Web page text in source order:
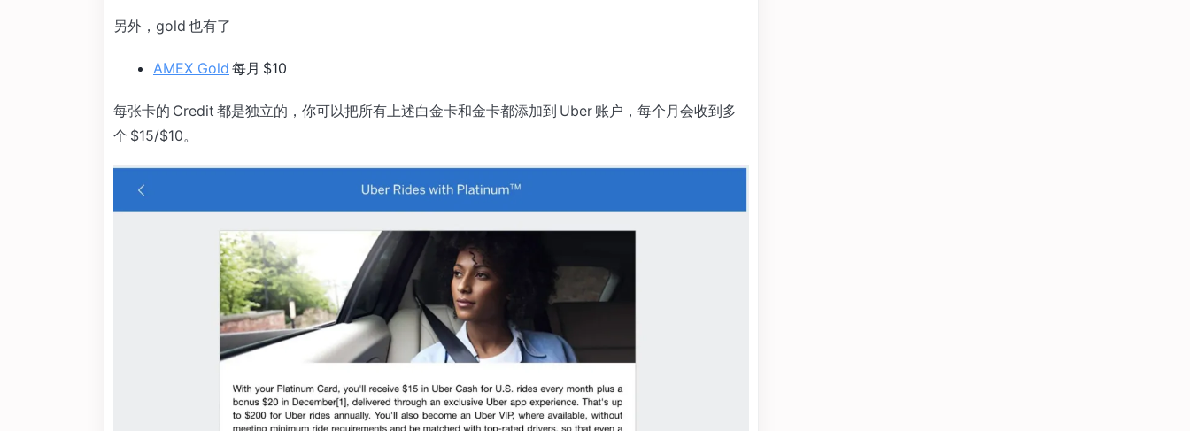
另外，gold 也有了
AMEX Gold 每月 $10
每张卡的 Credit 都是独立的，你可以把所有上述白金卡和金卡都添加到 Uber 账户，每个月会收到多
个 $15/$10。